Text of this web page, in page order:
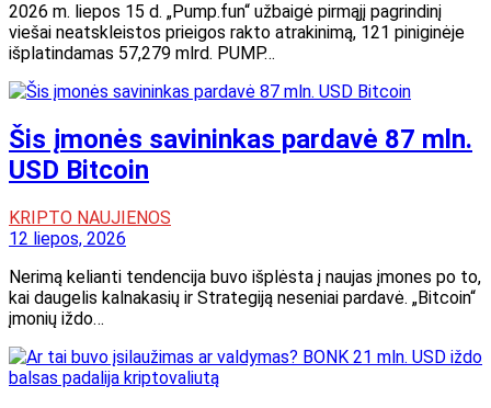
2026 m. liepos 15 d. „Pump.fun“ užbaigė pirmąjį pagrindinį
viešai neatskleistos prieigos rakto atrakinimą, 121 piniginėje
išplatindamas 57,279 mlrd. PUMP…
Šis įmonės savininkas pardavė 87 mln.
USD Bitcoin
KRIPTO NAUJIENOS
12 liepos, 2026
Nerimą kelianti tendencija buvo išplėsta į naujas įmones po to,
kai daugelis kalnakasių ir Strategiją neseniai pardavė. „Bitcoin“
įmonių iždo…